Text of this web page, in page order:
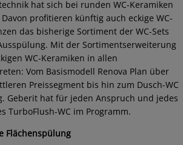
hat sich bei runden WC-Keramiken
profitieren künftig auch eckige WC-
das bisherige Sortiment der WC-Sets
Mit der Sortimentserweiterung
WC-Keramiken in allen
Vom Basismodell Renova Plan über
Preissegment bis hin zum Dusch-WC
Geberit hat für jeden Anspruch und jedes
TurboFlush-WC im Programm.
Flächenspülung